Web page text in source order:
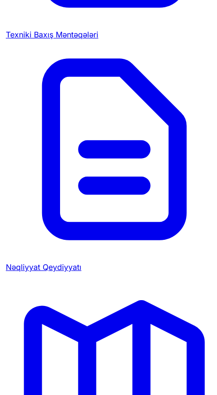
Texniki Baxış Məntəqələri
Nəqliyyat Qeydiyyatı